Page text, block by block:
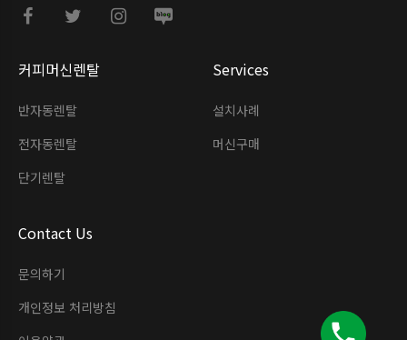
커피머신렌탈
반자동렌탈
전자동렌탈
단기렌탈
Services
설치사례
머신구매
Contact Us
문의하기
개인정보 처리방침